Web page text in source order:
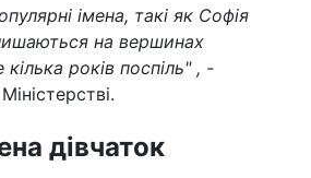
імена, такі як Софія
на вершинах
років поспіль" , -
дівчаток